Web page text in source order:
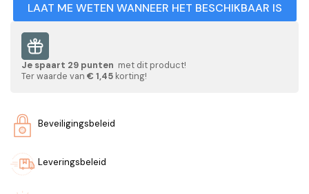
LAAT ME WETEN WANNEER HET BESCHIKBAAR IS
Je spaart 29 punten met dit product!
Ter waarde van € 1,45 korting!
Beveiligingsbeleid
Leveringsbeleid